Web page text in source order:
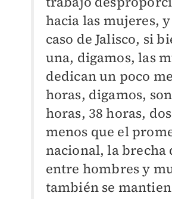
hacia las mujeres,
caso de Jalisco, si
una, digamos, las
dedican un poco
horas, digamos,
horas, 38 horas,
menos que el
nacional, la brecha
entre hombres y
también se